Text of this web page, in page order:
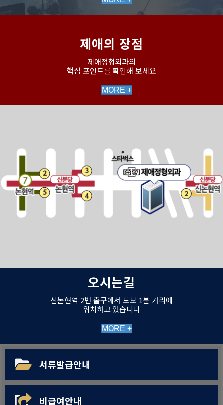
제애의 장점
제애정형외과의
핵심 포인트를 확인해 보세요
MORE +
오시는길
신논현역 2번 출구에서 도보 1분 거리에
위치하고 있습니다
MORE +
서류발급안내
비급여안내